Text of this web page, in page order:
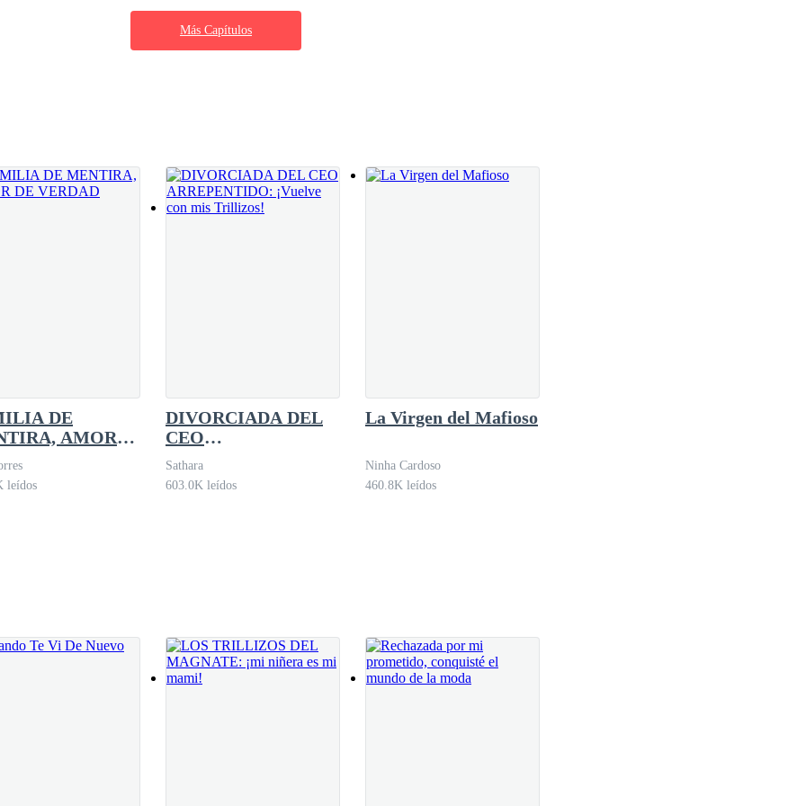
—vuelve a decir Jemina agitada. «¿Mi
seguía en el sueño. Uno muy irreal. Apreté
más cómoda. Pero la sensación que tenía en
en la cama. El dolor que tenía en m
Más Capítulos
DE
AMOR
leídos
DIVORCIADA DEL
CEO
ARREPENTIDO:
¡Vuelve con mis
Trillizos!
Sathara
603.0K leídos
La Virgen del Mafioso
Ninha Cardoso
460.8K leídos